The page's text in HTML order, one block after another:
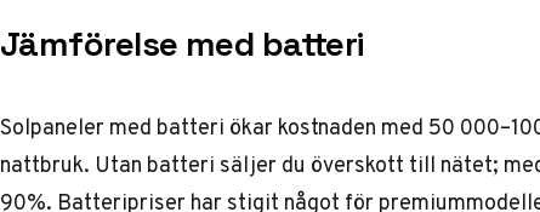
Jämförelse med batteri
Solpaneler med batteri ökar kostnaden med 50
nattbruk. Utan batteri säljer du överskott till nätet;
90%. Batteripriser har stigit något för